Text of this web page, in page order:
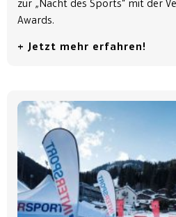
zur „Nacht des Sports“ mit der
Awards.
+ Jetzt mehr erfahren!